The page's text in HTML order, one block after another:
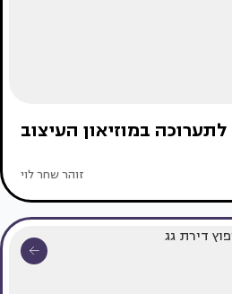
במוזיאון העיצוב
זוהר שחר לוי